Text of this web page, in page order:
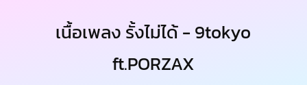
เนื้อเพลง รั้งไม่ได้ - 9tokyo
ft.PORZAX